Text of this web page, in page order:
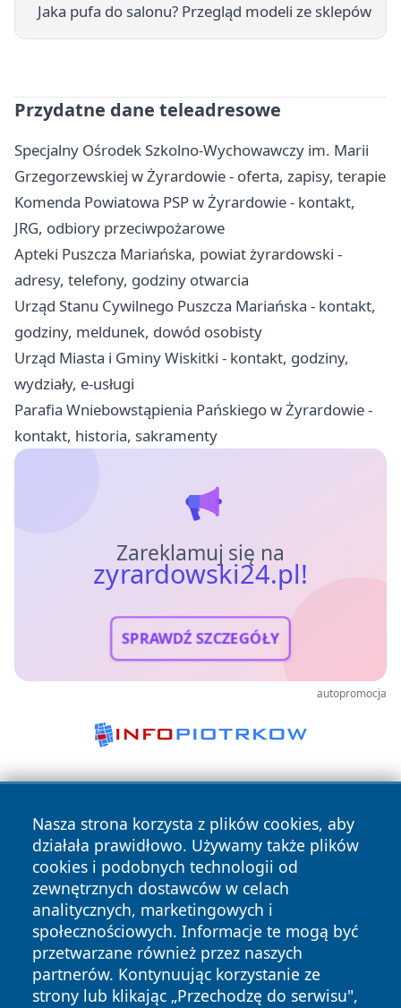
Jaka pufa do salonu? Przegląd modeli ze sklepów
Przydatne dane teleadresowe
Specjalny Ośrodek Szkolno-Wychowawczy im. Marii
Grzegorzewskiej w Żyrardowie - oferta, zapisy, terapie
Komenda Powiatowa PSP w Żyrardowie - kontakt,
JRG, odbiory przeciwpożarowe
Apteki Puszcza Mariańska, powiat żyrardowski -
adresy, telefony, godziny otwarcia
Urząd Stanu Cywilnego Puszcza Mariańska - kontakt,
godziny, meldunek, dowód osobisty
Urząd Miasta i Gminy Wiskitki - kontakt, godziny,
wydziały, e-usługi
Parafia Wniebowstąpienia Pańskiego w Żyrardowie -
kontakt, historia, sakramenty
Zareklamuj się na
zyrardowski24.pl!
SPRAWDŹ SZCZEGÓŁY
autopromocja
Nasza strona korzysta z plików cookies, aby
działała prawidłowo. Używamy także plików
cookies i podobnych technologii od
zewnętrznych dostawców w celach
analitycznych, marketingowych i
społecznościowych. Informacje te mogą być
przetwarzane również przez naszych
partnerów. Kontynuując korzystanie ze
strony lub klikając „Przechodzę do serwisu",
Copyright © 2026 zyrardowski24.pl Wszystkie prawa
zastrzeżone.
News Autorzy
Polityka
Prywatności
Polityka
Cookies